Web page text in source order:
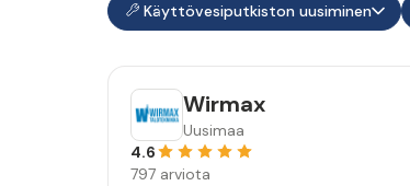
Käyttövesiputkiston uusiminen
Wirmax
Uusimaa
4.6
797 arviota